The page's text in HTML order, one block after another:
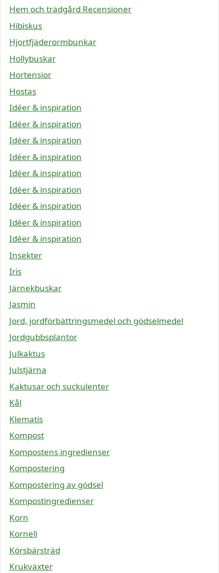
Hem och trädgård Recensioner
Hibiskus
Hjortfjäderormbunkar
Hollybuskar
Hortensior
Hostas
Idéer & inspiration
Idéer & inspiration
Idéer & inspiration
Idéer & inspiration
Idéer & inspiration
Idéer & inspiration
Idéer & inspiration
Idéer & inspiration
Idéer & inspiration
Insekter
Iris
Järnekbuskar
Jasmin
Jord, jordförbättringsmedel och gödselmedel
Jordgubbsplantor
Julkaktus
Julstjärna
Kaktusar och suckulenter
Kål
Klematis
Kompost
Kompostens ingredienser
Kompostering
Kompostering av gödsel
Kompostingredienser
Korn
Kornell
Körsbärsträd
Krukväxter